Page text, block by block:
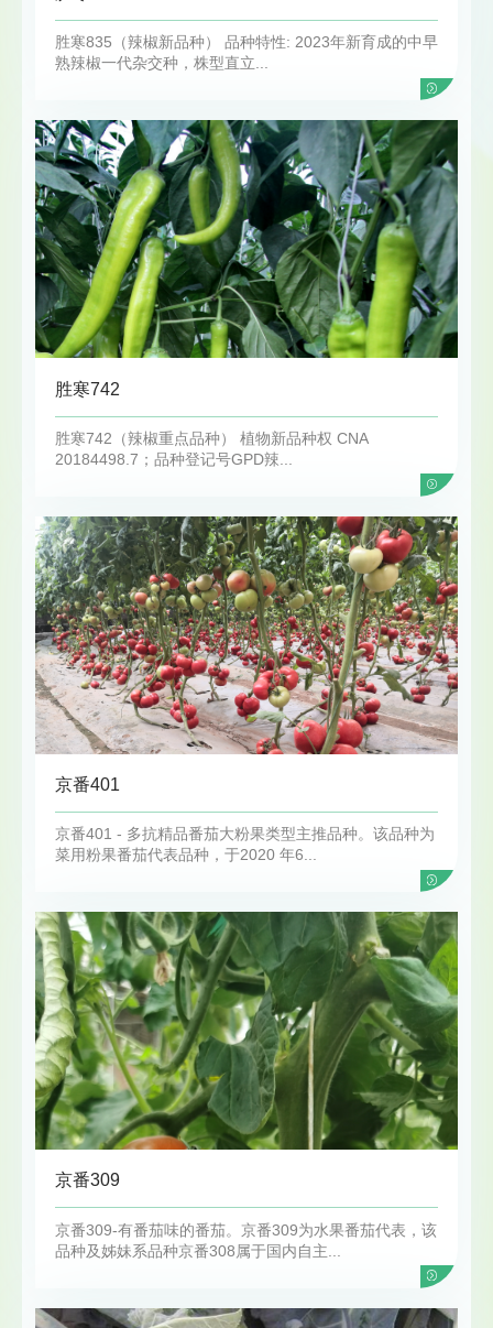
胜寒835（辣椒新品种） 品种特性: 2023年新育成的中早
熟辣椒一代杂交种，株型直立...
胜寒742
胜寒742（辣椒重点品种） 植物新品种权 CNA
20184498.7；品种登记号GPD辣...
京番401
京番401 - 多抗精品番茄大粉果类型主推品种。该品种为
菜用粉果番茄代表品种，于2020 年6...
京番309
京番309-有番茄味的番茄。京番309为水果番茄代表，该
品种及姊妹系品种京番308属于国内自主...